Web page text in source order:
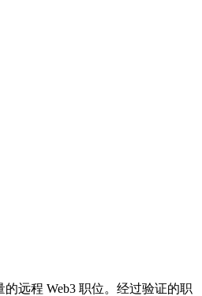
的远程 Web3 职位。经过验证的职